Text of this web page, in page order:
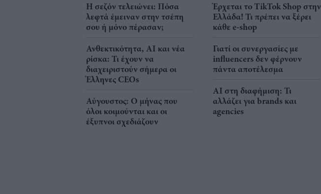
Η σεζόν τελειώνει: Πόσα
λεφτά έμειναν στην τσέπη
σου ή μόνο πέρασαν;
Ανθεκτικότητα, AI και νέα
ρίσκα: Τι έχουν να
διαχειριστούν σήμερα οι
Έλληνες CEOs
Αύγουστος: Ο μήνας που
όλοι κοιμούνται και οι
έξυπνοι σχεδιάζουν
Έρχεται το TikTok Shop στην
Ελλάδα! Τι πρέπει να ξέρει
κάθε e-shop
Γιατί οι συνεργασίες με
influencers δεν φέρνουν
πάντα αποτέλεσμα
AI στη διαφήμιση: Τι
αλλάζει για brands και
agencies